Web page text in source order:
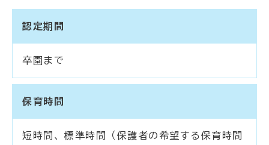
認定期間
卒園まで
保育時間
短時間、標準時間（保護者の希望する保育時間